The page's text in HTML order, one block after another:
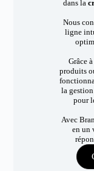
dans la
Nous
ligne
Grâce
produits
la
pour
Avec
en un